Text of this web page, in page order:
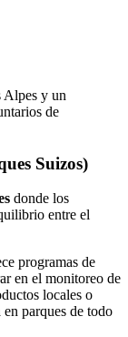
Alpes y un
de
Suizos)
donde los
entre el
programas de
en el monitoreo de
locales o
parques de todo